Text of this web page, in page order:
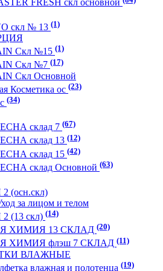
FRESH скл основной
скл № 13 (1)
Скл №15 (1)
Скл №7 (17)
Скл Основной
Косметика ос (23)
(34)
склад 7 (67)
склад 13 (12)
склад 15 (42)
склад Основной (63)
(осн.скл)
за лицом и телом
(13 скл) (14)
ХИМИЯ 13 СКЛАД (20)
ХИМИЯ флэш 7 СКЛАД (11)
ВЛАЖНЫЕ
влажная и полотенца (19)